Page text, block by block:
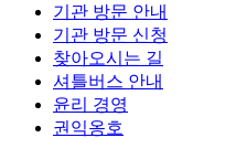
기관 방문 안내
기관 방문 신청
찾아오시는 길
셔틀버스 안내
윤리 경영
권익옹호